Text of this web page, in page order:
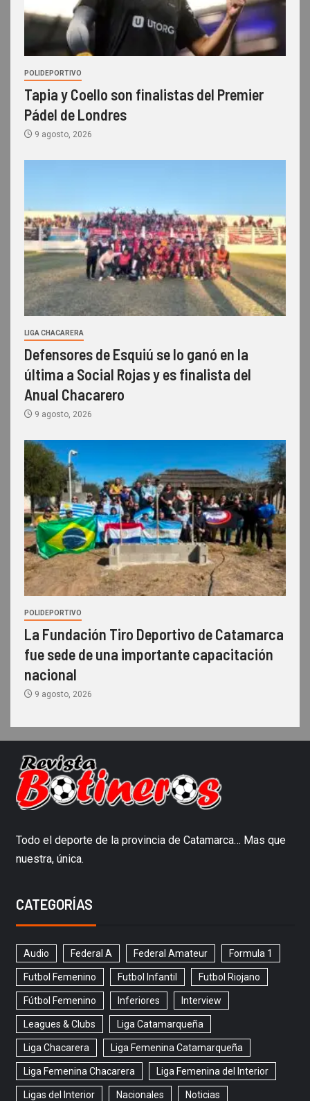
POLIDEPORTIVO
Tapia y Coello son finalistas del Premier
Pádel de Londres
9 agosto, 2026
LIGA CHACARERA
Defensores de Esquiú se lo ganó en la
última a Social Rojas y es finalista del
Anual Chacarero
9 agosto, 2026
POLIDEPORTIVO
La Fundación Tiro Deportivo de Catamarca
fue sede de una importante capacitación
nacional
9 agosto, 2026
Todo el deporte de la provincia de Catamarca… Mas que
nuestra, única.
CATEGORÍAS
Audio Federal A Federal Amateur Formula 1
Futbol Femenino Futbol Infantil Futbol Riojano
Fútbol Femenino Inferiores Interview
Leagues & Clubs Liga Catamarqueña
Liga Chacarera Liga Femenina Catamarqueña
Liga Femenina Chacarera Liga Femenina del Interior
Ligas del Interior Nacionales Noticias